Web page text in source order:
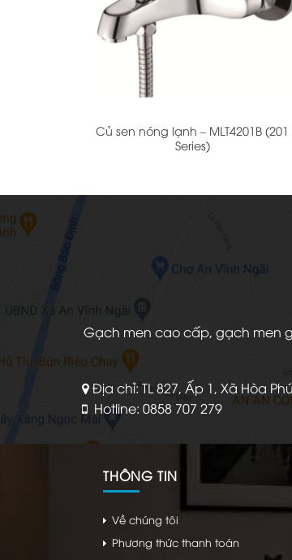
Củ sen nóng lạnh – MLT4201B (201
Series)
Gạch men cao cấp, gạch men
Địa chỉ: TL 827, Ấp 1, Xã Hòa
Hotline: 0858 707 279
THÔNG TIN
Về chúng tôi
Phương thức thanh toán